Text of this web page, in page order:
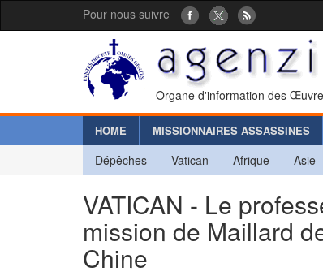
Pour nous suivre
Organe d'information des
HOME MISSIONNAIRES ASSASSINES
Dépêches Vatican Afrique Asie
VATICAN - Le
mission de Maillard
Chine